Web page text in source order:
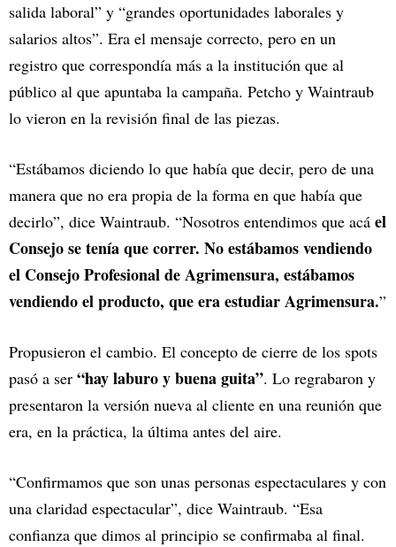
salida laboral” y “grandes oportunidades laborales y
salarios altos”. Era el mensaje correcto, pero en un
registro que correspondía más a la institución que al
público al que apuntaba la campaña. Petcho y Waintraub
lo vieron en la revisión final de las piezas.
“Estábamos diciendo lo que había que decir, pero de una
manera que no era propia de la forma en que había que
decirlo”, dice Waintraub. “Nosotros entendimos que acá el
Consejo se tenía que correr. No estábamos vendiendo
el Consejo Profesional de Agrimensura, estábamos
vendiendo el producto, que era estudiar Agrimensura.”
Propusieron el cambio. El concepto de cierre de los spots
pasó a ser “hay laburo y buena guita”. Lo regrabaron y
presentaron la versión nueva al cliente en una reunión que
era, en la práctica, la última antes del aire.
“Confirmamos que son unas personas espectaculares y con
una claridad espectacular”, dice Waintraub. “Esa
confianza que dimos al principio se confirmaba al final.